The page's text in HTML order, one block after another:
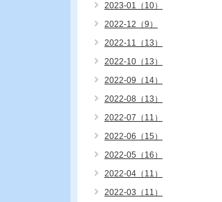
2023-01（10）
2022-12（9）
2022-11（13）
2022-10（13）
2022-09（14）
2022-08（13）
2022-07（11）
2022-06（15）
2022-05（16）
2022-04（11）
2022-03（11）